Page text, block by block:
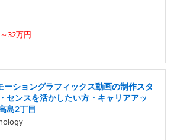
32万円
ーショングラフィックス動画の制作スタ
センスを活かしたい方・キャリアアッ
島2丁目